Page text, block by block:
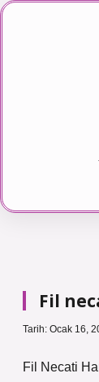
Fil
Tarih: Ocak 16,
Fil Necati